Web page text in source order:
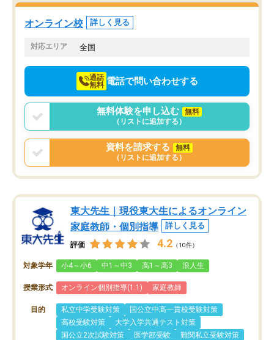
塾を受けています。狙い通り、少しず
つ成績も上がり、苦手意識も無くなっ
てきたので、さらに苦手な数学も追加
でお願いしました。来年の高校受験に
オンライン校 詳しく見る
対応エリア 全国
通話
無料 電話で問い合わせする
無料体験を申し込む
無料
（リストに追加する）
資料を請求する
無料
（リストに追加する）
東大先生｜現役東大生によるオンライン
家庭教師・個別指導
詳しく見る
評価 4.2 （10件）
対象学年 小4～小6 中1～中3 高1～高3 浪人生
授業形式 オンライン個別指導(1:1) 家庭教師
目的 私立中学受験対策
国公立中高一貫校受験対策
高校受験対策
大学入学共通テスト対策
国公立2次試験対策
医学部受験
難関私立受験対策